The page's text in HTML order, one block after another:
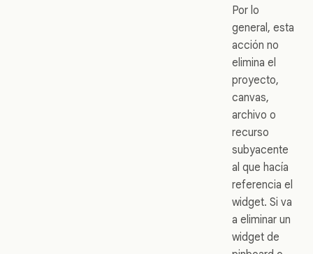
Por lo
general, esta
acción no
elimina el
proyecto,
canvas,
archivo o
recurso
subyacente
al que hacía
referencia el
widget. Si va
a eliminar un
widget de